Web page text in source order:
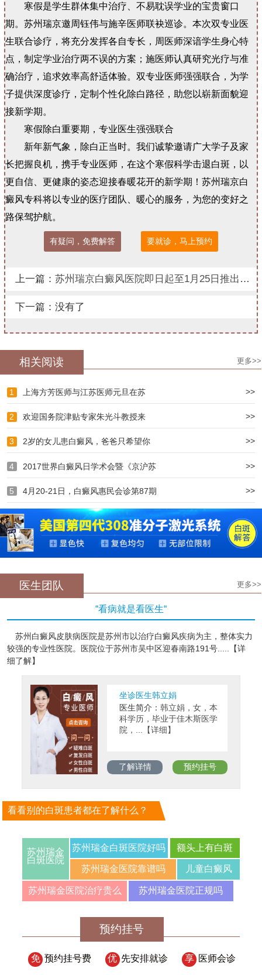
寒假是学生群体集中治疗、不易耽误学业的宝贵窗口
期。苏州瑞京邀周钰伟与施辛医师联袂巡诊。本次双专业医
生联合诊疗，将充分发挥各自专长，周医师深谙学生身心特
点，制定学业治疗两不误的方案；施医师认真研究光疗与准
确治疗，追求效率高舒适体验。双专业医师强强联合，为学
子提供深度诊疗，定制个性化除白路径，助您以崭新面貌迎
接新学期。
寒假除白重要期，专业医生强强联合
新年新气象，除白正当时。我们诚挚邀请广大学子及家
长把握良机，携手专业医师，在这个寒假科学击退白斑，以
更自信、更健康的姿态迎接春暖花开的新学期！苏州瑞京白
癜风专科将以专业的医疗团队、暖心的服务，为您的变好之
路保驾护航。
有疑问，免费解答 要就诊，马上预约
上一篇： 苏州瑞京白癜风医院即日起至1月25日推出上海华山医院陈连军医生白癜风专项诊疗服务！
下一篇：没有了
相关阅读 更多>>
1 上海方芳医师与江苏医师元旦在苏 >>
2 欢迎国务院津贴专家朱光斗教授来 >>
3 2岁的女儿患白癜风，爸爸只希望你 >>
4 2017世界白癜风日学术会暨《京沪苏 >>
5 4月20-21日，白癜风惠民会诊第87期 >>
医生团队 更多>>
“看病就是看医生“
苏州白癜风皮肤病医院是苏州市以治疗白癜风疾病为主，整体实力
较强的专业性医院。医院位于苏州市吴中区迎春南路191号.....【详
细了解】
坐诊医生韩立娟
医生简介： 韩立娟，女，本
科学历，毕业于佳木斯医学
院，...【详细】
了解详情 预约挂号
看看别的白斑患者都在了解什么？
苏州瑞金
白斑医院
苏州瑞金白斑医院好吗 额头上有白斑
苏州瑞金医院靠谱吗 儿童白癜风
苏州瑞金医院治疗贵么 苏州瑞金医院正规吗
预约挂号
免 预约挂号费 优 先安排就诊 享 医师会诊